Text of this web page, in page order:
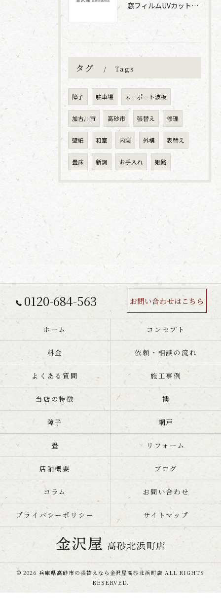
窓フィルムUVカット張替えの効果と方法
タグ Tags
障子 駐車場 カーポート波板
加古川市 高砂市 張替え 修理
壁紙 和室 内装 外構 表替え
畳床 新調 お手入れ 姫路
0120-684-563 お問い合わせはこちら
ホーム コンセプト
料金 依頼・相談の流れ
よくある質問 施工事例
当店の特徴 襖
障子 網戸
畳 リフォーム
店舗概要 ブログ
コラム お問い合わせ
プライバシーポリシー サイトマップ
© 2026 兵庫県高砂市の張替えなら金沢屋高砂北浜町店 ALL RIGHTS
RESERVED.